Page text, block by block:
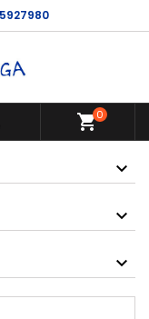
shopping_cart0